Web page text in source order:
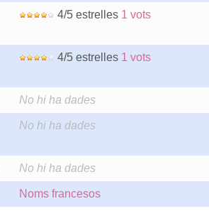
4/5 estrelles 1 vots
4/5 estrelles 1 vots
No hi ha dades
No hi ha dades
No hi ha dades
Noms francesos